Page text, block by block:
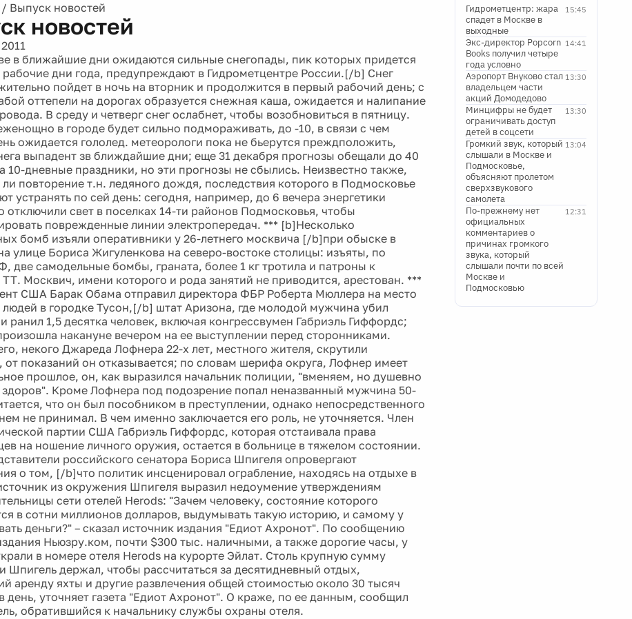
/ Выпуск новостей
новостей
в ближайшие дни ожидаются сильные снегопады, пик которых придется
рабочие дни года, предупреждают в Гидрометцентре России.[/b] Снег
пойдет в ночь на вторник и продолжится в первый рабочий день; с
оттепели на дорогах образуется снежная каша, ожидается и налипание
В среду и четверг снег ослабнет, чтобы возобновиться в пятницу.
в городе будет сильно подмораживать, до -10, в связи с чем
ожидается гололед. метеорологи пока не бьерутся преждположить,
выпадент зв ближдайшие дни; еще 31 декабря прогнозы обещали до 40
10-дневные праздники, но эти прогнозы не сбылись. Неизвестно также,
повторение т.н. ледяного дождя, последствия которого в Подмосковье
устранять по сей день: сегодня, например, до 6 вечера энергетики
отключили свет в поселках 14-ти районов Подмосковья, чтобы
поврежденные линии электропередач. *** [b]Несколько
бомб изъяли оперативники у 26-летнего москвича [/b]при обыске в
улице Бориса Жигуленкова на северо-востоке столицы: изъяты, по
две самодельные бомбы, граната, более 1 кг тротила и патроны к
ТТ. Москвич, имени которого и рода занятий не приводится, арестован. ***
США Барак Обама отправил директора ФБР Роберта Мюллера на место
людей в городке Тусон,[/b] штат Аризона, где молодой мужчина убил
ранил 1,5 десятка человек, включая конгрессвумен Габриэль Гиффордс;
накануне вечером на ее выступлении перед сторонниками.
некого Джареда Лофнера 22-х лет, местного жителя, скрутили
показаний он отказывается; по словам шерифа округа, Лофнер имеет
прошлое, он, как выразился начальник полиции, "вменяем, но душевно
здоров". Кроме Лофнера под подозрение попал неназванный мужчина 50-
что он был пособником в преступлении, однако непосредственного
не принимал. В чем именно заключается его роль, не уточняется. Член
партии США Габриэль Гиффордс, которая отстаивала права
на ношение личного оружия, остается в больнице в тяжелом состоянии.
российского сенатора Бориса Шпигеля опровергают
о том, [/b]что политик инсценировал ограбление, находясь на отдыхе в
из окружения Шпигеля выразил недоумение утверждениям
сети отелей Herods: "Зачем человеку, состояние которого
в сотни миллионов долларов, выдумывать такую историю, и самому у
деньги?" – сказал источник издания "Едиот Ахронот". По сообщению
Ньюзру.ком, почти $300 тыс. наличными, а также дорогие часы, у
в номере отеля Herods на курорте Эйлат. Столь крупную сумму
Шпигель держал, чтобы рассчитаться за десятидневный отдых,
аренду яхты и другие развлечения общей стоимостью около 30 тысяч
день, уточняет газета "Едиот Ахронот". О краже, по ее данным, сообщил
обратившийся к начальнику службы охраны отеля.
15:45
Гидрометцентр: жара
спадет в Москве в
выходные
14:41
Экс-директор Popcorn
Books получил четыре
года условно
13:30
Аэропорт Внуково стал
владельцем части
акций Домодедово
13:30
Минцифры не будет
ограничивать доступ
детей в соцсети
13:04
Громкий звук, который
слышали в Москве и
Подмосковье,
объясняют пролетом
сверхзвукового
самолета
12:31
По-прежнему нет
официальных
комментариев о
причинах громкого
звука, который
слышали почти по всей
Москве и
Подмосковью